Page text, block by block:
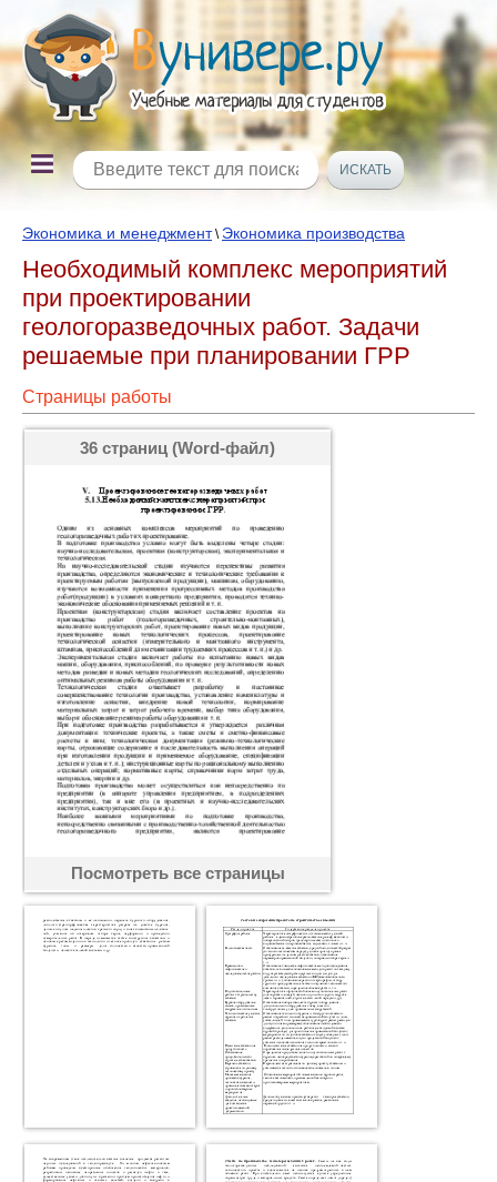
Экономика и менеджмент\ Экономика производства
Необходимый комплекс мероприятий
при проектировании
геологоразведочных работ. Задачи
решаемые при планировании ГРР
Страницы работы
36 страниц (Word-файл)
Посмотреть все страницы